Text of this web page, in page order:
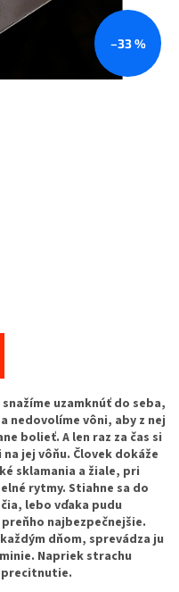
–33 %
uzamknúť do seba,
nedovolíme vôni, aby z nej
bolieť. A len raz za čas si
jej vôňu. Človek dokáže
sklamania a žiale, pri
rytmy. Stiahne sa do
lebo vďaka pudu
najbezpečnejšie.
dňom, sprevádza ju
Napriek strachu
precitnutie.